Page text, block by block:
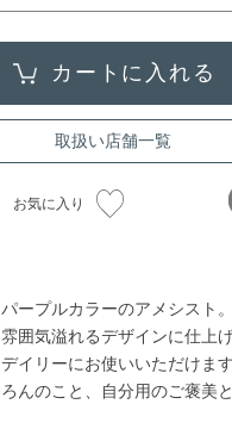
取扱い店舗一覧
お気に入り
ープルカラーのアメシスト。
囲気溢れるデザインに仕上
イリーにお使いいただけます
んのこと、自分用のご褒美